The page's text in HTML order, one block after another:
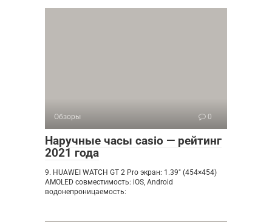
Обзоры 0
Наручные часы casio — рейтинг
2021 года
9. HUAWEI WATCH GT 2 Pro экран: 1.39″ (454×454)
AMOLED совместимость: iOS, Android
водонепроницаемость: